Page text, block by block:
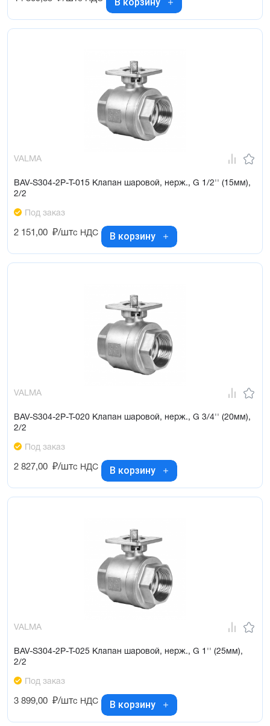
VALMA
BAV-S304-2P-T-015 Клапан шаровой, нерж., G 1/2'' (15мм),
2/2
Под заказ
2 151,00 ₽/штс НДС В корзину
VALMA
BAV-S304-2P-T-020 Клапан шаровой, нерж., G 3/4'' (20мм),
2/2
Под заказ
2 827,00 ₽/штс НДС В корзину
VALMA
BAV-S304-2P-T-025 Клапан шаровой, нерж., G 1'' (25мм),
2/2
Под заказ
3 899,00 ₽/штс НДС В корзину